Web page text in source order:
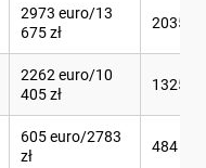
2973 euro/13
675 zł
2035 l
2262 euro/10
405 zł
1325 l
605 euro/2783
zł
484 l